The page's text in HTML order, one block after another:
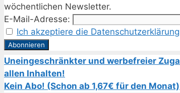
wöchentlichen Newsletter.
E-Mail-Adresse:
Ich akzeptiere die
Uneingeschränkter und werbefreier
allen Inhalten!
Kein Abo! (Schon ab 1,67€ für den Monat)